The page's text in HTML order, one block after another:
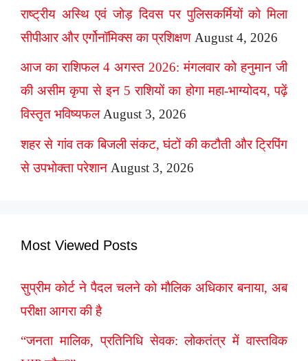
राष्ट्रीय अस्थि एवं जोड़ दिवस पर पुलिसकर्मियों को मिला
सीपीआर और एर्गोनॉमिक्स का प्रशिक्षण August 4, 2026
आज का राशिफल 4 अगस्त 2026: मंगलवार को हनुमान जी
की असीम कृपा से इन 5 राशियों का होगा महा-भाग्योदय, पढ़ें
विस्तृत भविष्यफल August 3, 2026
शहर से गांव तक बिजली संकट, घंटों की कटौती और ट्रिपिंग
से उपभोक्ता परेशान August 3, 2026
Most Viewed Posts
सुप्रीम कोर्ट ने पैदल चलने को मौलिक अधिकार बनाया, अब
परीक्षा आगरा की है
“जनता मालिक, प्रतिनिधि सेवक: लोकतंत्र में वास्तविक